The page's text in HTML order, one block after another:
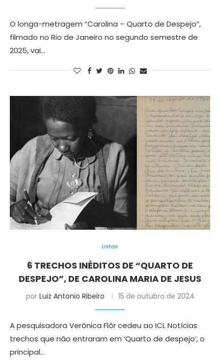
O longa-metragem “Carolina – Quarto de Despejo”,
filmado no Rio de Janeiro no segundo semestre de
2025, vai…
Listas
6 TRECHOS INÉDITOS DE “QUARTO DE
DESPEJO”, DE CAROLINA MARIA DE JESUS
por Luiz Antonio Ribeiro 15 de outubro de 2024
A pesquisadora Verônica Flôr cedeu ao ICL Notícias
trechos que não entraram em ‘Quarto de despejo’, o
principal…